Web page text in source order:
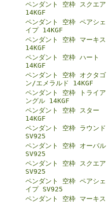
ペンダント 空枠 スクエア
14KGF
ペンダント 空枠 ペアシェ
イプ 14KGF
ペンダント 空枠 マーキス
14KGF
ペンダント 空枠 ハート
14KGF
ペンダント 空枠 オクタゴ
ン/エメラルド 14KGF
ペンダント 空枠 トライア
ングル 14KGF
ペンダント 空枠 スター
14KGF
ペンダント 空枠 ラウンド
SV925
ペンダント 空枠 オーバル
SV925
ペンダント 空枠 スクエア
SV925
ペンダント 空枠 ペアシェ
イプ SV925
ペンダント 空枠 マーキス